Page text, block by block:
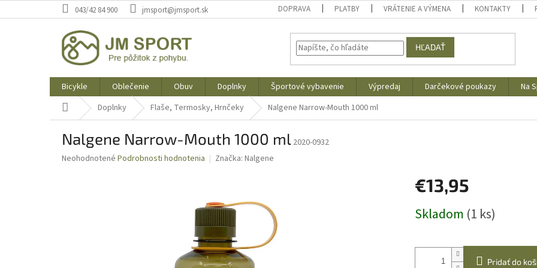
na
043/42 84 900 jmsport@jmsport.sk DOPRAVA PLATBY VRÁTENIE A VÝMENA KONTAKTY
HĽADAŤ
Bicykle Oblečenie Obuv Doplnky Športové vybavenie Výpredaj Darčekové poukazy Na
DomovDoplnky Flaše, Termosky, Hrnčeky Nalgene Narrow-Mouth 1000 ml
Nalgene Narrow-Mouth 1000 ml 2020-0932
Priemerné
Neohodnotené Podrobnosti hodnotenia Značka: Nalgene
€13,95
cena:
Skladom (1 ks)
Pridať do